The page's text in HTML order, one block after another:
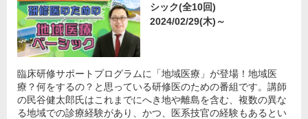
シック(全10回)
2024/02/29(木)～
臨床研修サポートプログラムに「地域医療」が登場！地域医
療？何をするの？と思っている研修医のための番組です。講師
の民谷健太郎氏はこれまでにへき地や離島を含む、複数の異な
る地域での診療経験があり、かつ、医系技官の経験もあるとい